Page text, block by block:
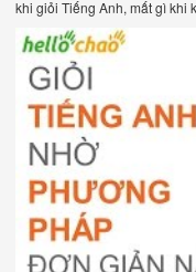
khi giỏi Tiếng Anh, mất gì khi